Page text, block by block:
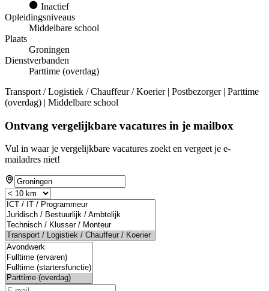
Inactief
Opleidingsniveaus
Middelbare school
Plaats
Groningen
Dienstverbanden
Parttime (overdag)
Transport / Logistiek / Chauffeur / Koerier | Postbezorger | Parttime
(overdag) | Middelbare school
Ontvang vergelijkbare vacatures in je mailbox
Vul in waar je vergelijkbare vacatures zoekt en vergeet je e-
mailadres niet!